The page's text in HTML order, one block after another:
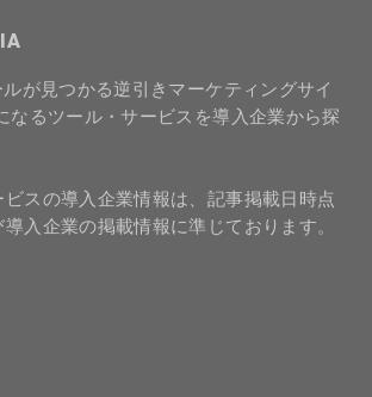
が見つかる逆引きマーケティングサイ
なるツール・サービスを導入企業から探
スの導入企業情報は、記事掲載日時点
入企業の掲載情報に準じております。